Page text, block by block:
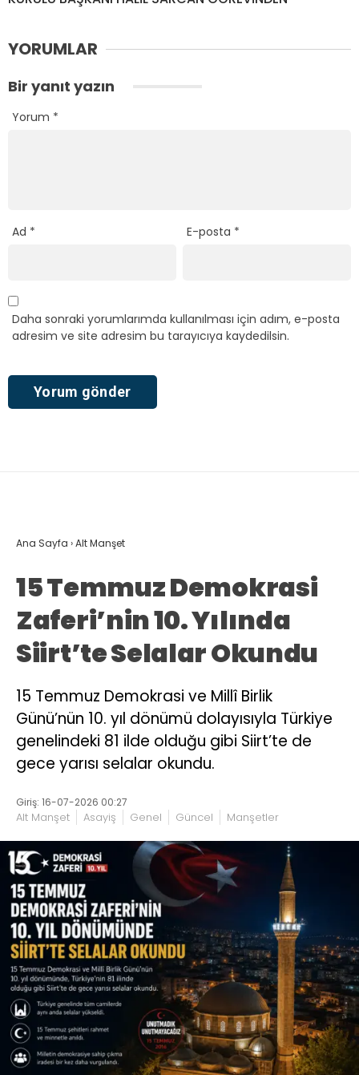
YORUMLAR
Bir yanıt yazın
Yorum *
Ad * E-posta *
Daha sonraki yorumlarımda kullanılması için adım, e-posta
adresim ve site adresim bu tarayıcıya kaydedilsin.
Ana Sayfa ›Alt Manşet
15 Temmuz Demokrasi
Zaferi’nin 10. Yılında
Siirt’te Selalar Okundu
15 Temmuz Demokrasi ve Millî Birlik
Günü’nün 10. yıl dönümü dolayısıyla Türkiye
genelindeki 81 ilde olduğu gibi Siirt’te de
gece yarısı selalar okundu.
Giriş: 16-07-2026 00:27
Alt Manşet Asayiş Genel Güncel Manşetler